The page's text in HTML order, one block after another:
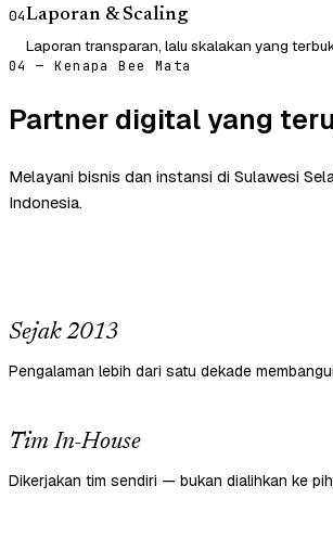
04Laporan & Scaling
Laporan transparan, lalu skalakan yang
04 — Kenapa Bee Mata
Partner digital yang
Melayani bisnis dan instansi di Sulawesi
Indonesia.
Sejak 2013
Pengalaman lebih dari satu dekade
Tim In-House
Dikerjakan tim sendiri — bukan dialihkan ke